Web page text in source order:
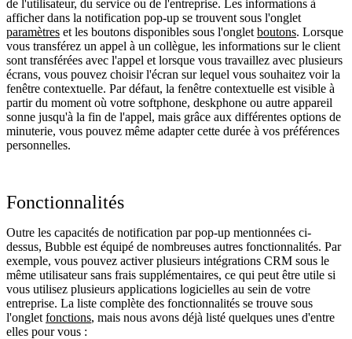
de l'utilisateur, du service ou de l'entreprise. Les informations à
afficher dans la notification pop-up se trouvent sous l'onglet
paramètres et les boutons disponibles sous l'onglet boutons. Lorsque
vous transférez un appel à un collègue, les informations sur le client
sont transférées avec l'appel et lorsque vous travaillez avec plusieurs
écrans, vous pouvez choisir l'écran sur lequel vous souhaitez voir la
fenêtre contextuelle. Par défaut, la fenêtre contextuelle est visible à
partir du moment où votre softphone, deskphone ou autre appareil
sonne jusqu'à la fin de l'appel, mais grâce aux différentes options de
minuterie, vous pouvez même adapter cette durée à vos préférences
personnelles.
Fonctionnalités
Outre les capacités de notification par pop-up mentionnées ci-
dessus, Bubble est équipé de nombreuses autres fonctionnalités. Par
exemple, vous pouvez activer plusieurs intégrations CRM sous le
même utilisateur sans frais supplémentaires, ce qui peut être utile si
vous utilisez plusieurs applications logicielles au sein de votre
entreprise. La liste complète des fonctionnalités se trouve sous
l'onglet fonctions, mais nous avons déjà listé quelques unes d'entre
elles pour vous :